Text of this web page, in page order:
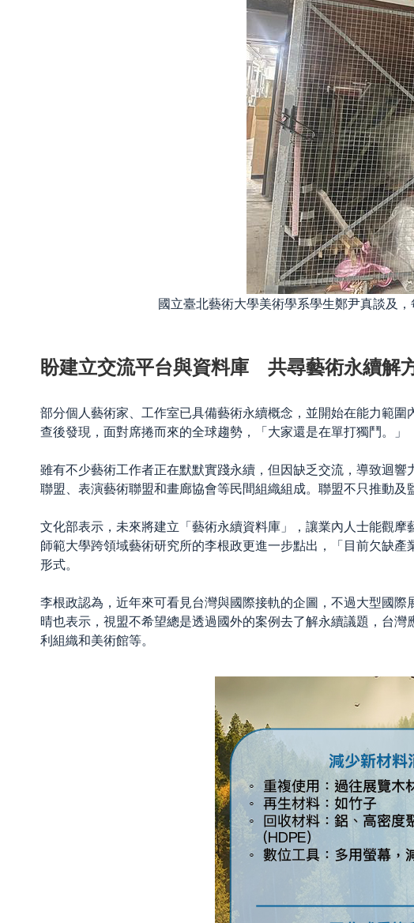
國立臺北藝術大學美術學系學生鄭尹真談及
盼建立交流平台與資料庫 共尋藝術永續解
部分個人藝術家、工作室已具備藝術永續概念，並開始在能力範圍
查後發現，面對席捲而來的全球趨勢，「大家還是在單打獨鬥。」
雖有不少藝術工作者正在默默實踐永續，但因缺乏交流，導致迴
聯盟、表演藝術聯盟和畫廊協會等民間組織組成。 聯盟不只推動及
文化部表示，未來將建立「藝術永續資料庫」，讓業內人士能觀摩
師範大學跨領域藝術研究所的李根政更進一步點出，「目前欠缺產
形式。
李根政認為，近年來可看見台灣與國際接軌的企圖，不過大型國
晴也表示，視盟不希望總是透過國外的案例去了解永續議題，台
利組織和美術館等。